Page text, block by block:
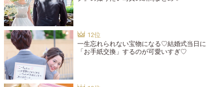
一生忘れられない宝物になる♡結婚式当日に
「お手紙交換」するのが可愛いすぎ♡